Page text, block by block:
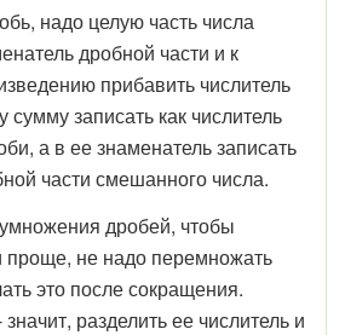
надо целую часть числа
дробной части и к
прибавить числитель
сумму записать как числитель
а в ее знаменатель записать
части смешанного числа.
дробей, чтобы
не надо перемножать
это после сокращения.
разделить ее числитель и